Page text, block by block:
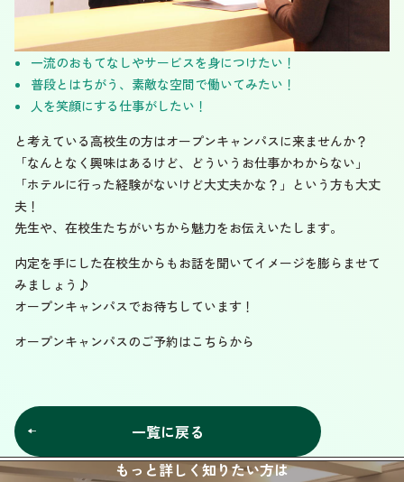
一流のおもてなしやサービスを身につけたい！
普段とはちがう、素敵な空間で働いてみたい！
人を笑顔にする仕事がしたい！
と考えている高校生の方はオープンキャンパスに来ませんか？
「なんとなく興味はあるけど、どういうお仕事かわからない」
「ホテルに行った経験がないけど大丈夫かな？」という方も大丈
夫！
先生や、在校生たちがいちから魅力をお伝えいたします。
内定を手にした在校生からもお話を聞いてイメージを膨らませて
みましょう♪
オープンキャンパスでお待ちしています！
オープンキャンパスのご予約はこちらから
一覧に戻る
もっと詳しく知りたい方は